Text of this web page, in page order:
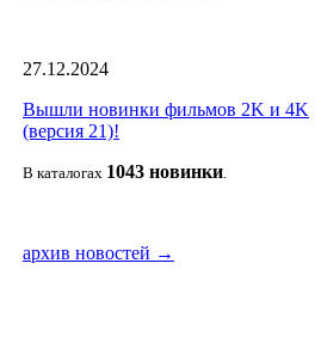
27.12.2024
Вышли новинки фильмов 2K и 4K
(версия 21)!
В каталогах 1043 новинки.
архив новостей →